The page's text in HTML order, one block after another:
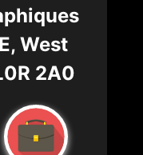
West
2A0